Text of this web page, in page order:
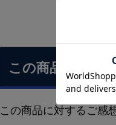
この商品に対す
この商品に対するご感